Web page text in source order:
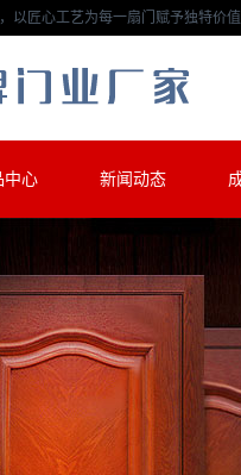
心工艺为每一扇门赋予独特价值，
中心 新闻动态